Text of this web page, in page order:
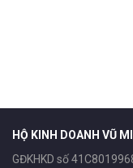
HỘ KINH DOANH VŨ
GĐKHKD số